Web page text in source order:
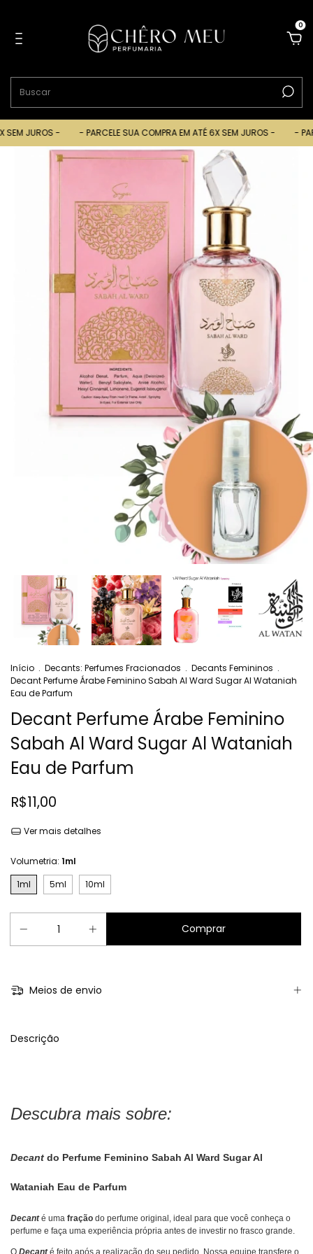
0
JUROS - - PARCELE SUA COMPRA EM ATÉ 6X SEM JUROS - -
Início . Decants: Perfumes Fracionados . Decants Femininos .
Decant Perfume Árabe Feminino Sabah Al Ward Sugar Al Wataniah
Eau de Parfum
Decant Perfume Árabe Feminino
Sabah Al Ward Sugar Al Wataniah
Eau de Parfum
R$11,00
Ver mais detalhes
Volumetria: 1ml
1ml
5ml 10ml
Meios de envio
Descrição
Descubra mais sobre:
Decant do Perfume Feminino Sabah Al Ward Sugar Al
Wataniah Eau de Parfum
Decanté uma fração do perfume original, ideal para que você conheça o
perfume e faça uma experiência própria antes de investir no frasco grande.
O Decanté feito após a realização do seu pedido. Nossa equipe transfere o